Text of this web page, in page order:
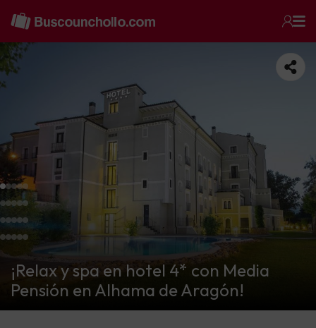
¡Relax y spa en hotel 4* con Media
Pensión en Alhama de Aragón!